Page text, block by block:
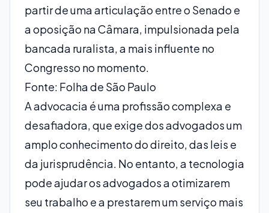
partir de uma articulação entre o Senado e
a oposição na Câmara, impulsionada pela
bancada ruralista, a mais influente no
Congresso no momento.
Fonte: Folha de São Paulo
A advocacia é uma profissão complexa e
desafiadora, que exige dos advogados um
amplo conhecimento do direito, das leis e
da jurisprudência. No entanto, a tecnologia
pode ajudar os advogados a otimizarem
seu trabalho e a prestarem um serviço mais